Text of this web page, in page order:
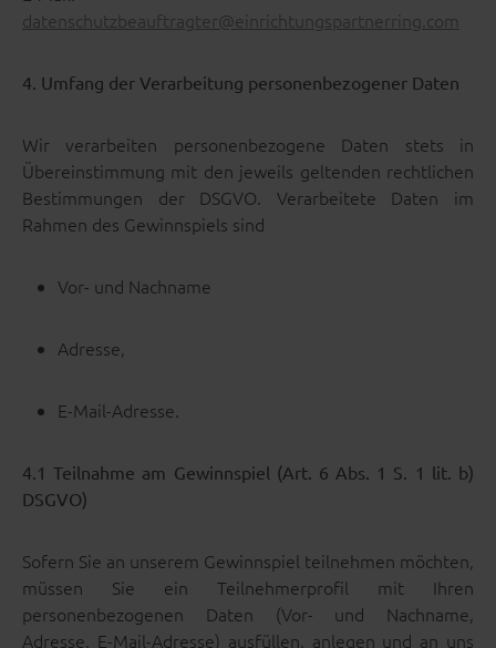
datenschutzbeauftragter@einrichtungspartnerring.com
4. Umfang der Verarbeitung personenbezogener Daten
Wir verarbeiten personenbezogene Daten stets in
Übereinstimmung mit den jeweils geltenden rechtlichen
Bestimmungen der DSGVO. Verarbeitete Daten im
Rahmen des Gewinnspiels sind
Vor- und Nachname
Adresse,
E-Mail-Adresse.
4.1 Teilnahme am Gewinnspiel (Art. 6 Abs. 1 S. 1 lit. b)
DSGVO)
Sofern Sie an unserem Gewinnspiel teilnehmen möchten,
müssen Sie ein Teilnehmerprofil mit Ihren
personenbezogenen Daten (Vor- und Nachname,
Adresse, E-Mail-Adresse) ausfüllen, anlegen und an uns